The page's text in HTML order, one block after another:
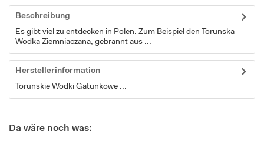
Beschreibung
Es gibt viel zu entdecken in Polen. Zum Beispiel den Torunska
Wodka Ziemniaczana, gebrannt aus ...
Herstellerinformation
Torunskie Wodki Gatunkowe ...
Da wäre noch was: